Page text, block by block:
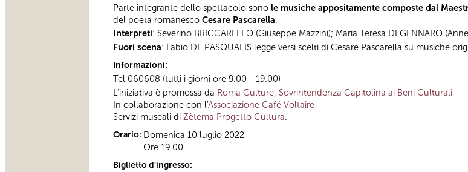
Parte integrante dello spettacolo sono le musiche appositamente composte dal
del poeta romanesco Cesare Pascarella.
Interpreti: Severino BRICCARELLO (Giuseppe Mazzini); Maria Teresa DI GENNARO
Fuori scena: Fabio DE PASQUALIS legge versi scelti di Cesare Pascarella su musiche
Informazioni:
Tel 060608 (tutti i giorni ore 9.00 - 19.00)
L’iniziativa è promossa da Roma Culture, Sovrintendenza Capitolina ai Beni Culturali
In collaborazione con l'Associazione Café Voltaire
Servizi museali di Zètema Progetto Cultura.
Orario: Domenica 10 luglio 2022
Ore 19.00
Biglietto d'ingresso: